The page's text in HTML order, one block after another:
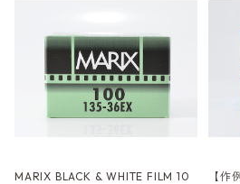
MARIX BLACK & WHITE FILM 10
【作